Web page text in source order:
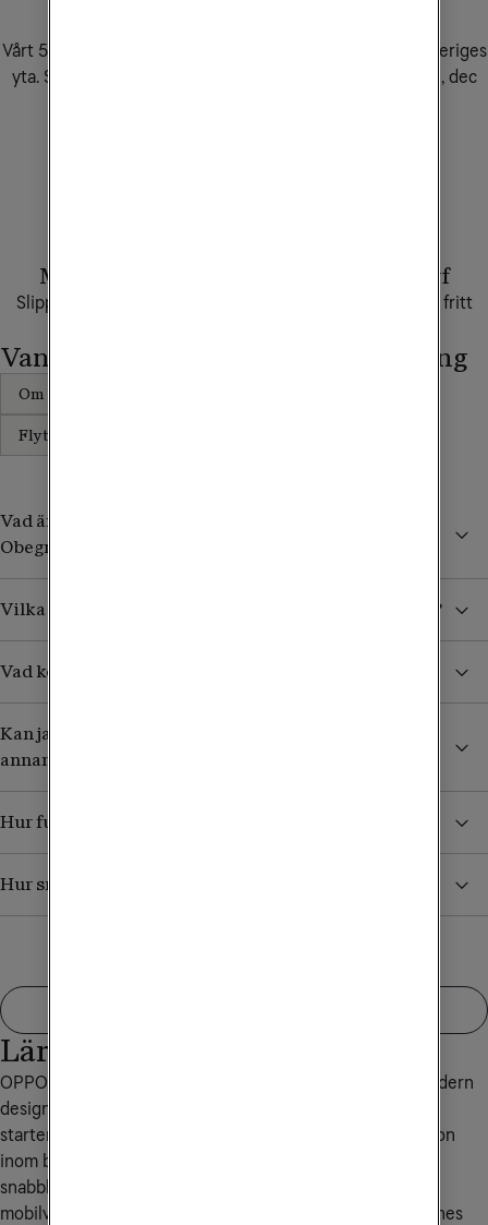
Vårt 5G-nät täcker 99,9% av befolkningen och 90% av Sveriges
yta. Snabbast 5G-nät för nedladdning enligt Opensignal, dec
Mobilabonnemang med obegränsad surf
Slipp stressen med gigabytes. Streama, jobba och surfa fritt
Vanliga frågor om mobilabonnemang
Om abonnemangen
Flytta nummer från annan operatör
Vad är det för skillnad mellan Obegränsad och
Obegränsad Max?
Vilka länder utöver EU/EES ingår i Obegränsad Max?
Vad kostar det att använda mobilen i utlandet?
Kan jag behålla mitt nummer om jag flyttar från en
annan operatör?
Hur funkar extra SIM-kort och hur beställer jag det?
Hur snabbt kan jag surfa i 5G?
Lär känna OPPO
OPPO är ett globalt mobilvarumärke som kombinerar modern
design med avancerad teknik och hög prestanda. Sedan
starten 2004 har OPPO haft ett tydligt fokus på innovation
inom bland annat kamerateknik, batterioptimering och
snabbladdning. Idag är OPPO ett av världens största
mobilvarumärken och är särskilt uppskattat för smartphones